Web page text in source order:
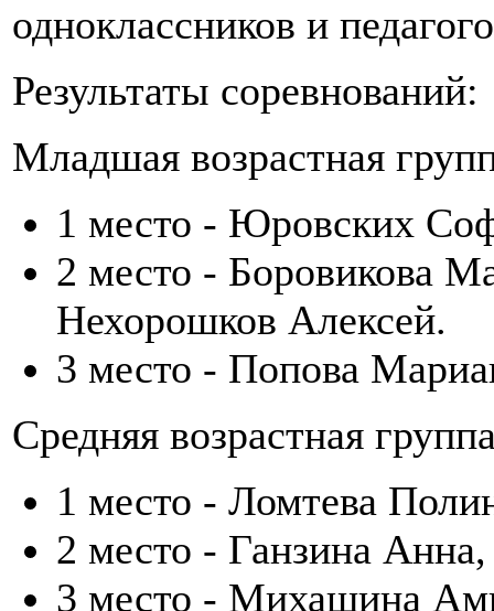
одноклассников и
Результаты соревнований:
Младшая возрастная
1 место - Юровских
2 место - Боровикова
Нехорошков Алексей.
3 место - Попова
Средняя возрастная
1 место - Ломтева
2 место - Ганзина
3 место - Михашина